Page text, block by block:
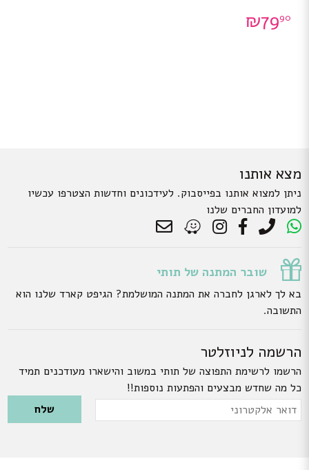
₪7990
מצא אותנו
ניתן למצוא אותנו בפייסבוק. לעידכונים וחדשות הצטרפו עכשיו
למועדון החברים שלנו
שובר המתנה של תותי
בא לך לארגן לחברה את המתנה המושלמת? הגיפט קארד שלנו הוא
התשובה.
הרשמה לניוזלטר
הרשמו לרשימת התפוצה של תותי במשוב והישארו מעודכנים תמיד
כל מה שחדש מבצעים והפתעות נוספות!!
Please leave this field empty.
דואר